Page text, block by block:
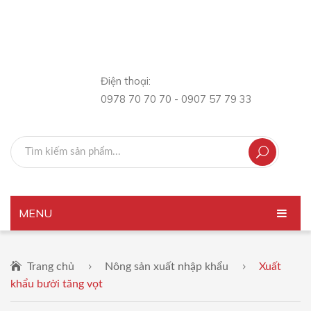
Điện thoại:
0978 70 70 70 - 0907 57 79 33
MENU
GIỚI THIỆU
Trang chủ Nông sản xuất nhập khẩu
Xuất
khẩu bưởi tăng vọt